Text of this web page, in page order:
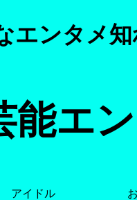
エンタメ
能エ
アイドル